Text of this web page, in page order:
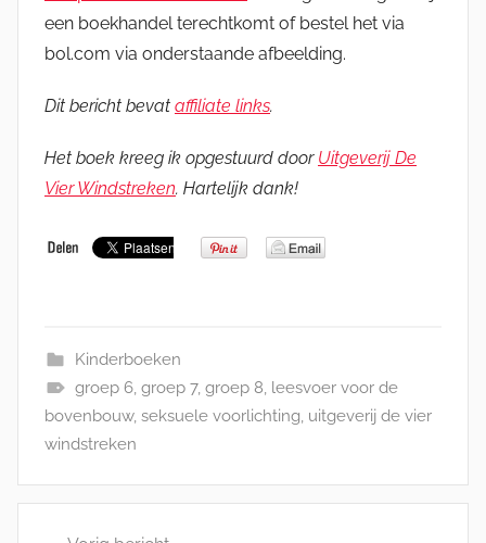
een boekhandel terechtkomt of bestel het via
bol.com via onderstaande afbeelding.
Dit bericht bevat affiliate links.
Het boek kreeg ik opgestuurd door Uitgeverij De
Vier Windstreken. Hartelijk dank!
Kinderboeken
groep 6, groep 7, groep 8, leesvoer voor de
bovenbouw, seksuele voorlichting, uitgeverij de vier
windstreken